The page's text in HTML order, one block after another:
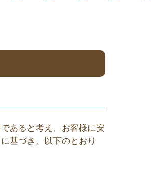
あると考え、お客様に安
基づき、以下のとおり